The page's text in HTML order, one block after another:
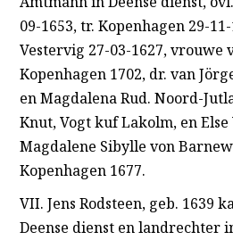
09-1653, tr. Kopenhagen 29-
Vestervig 27-03-1627, vrouwe
Kopenhagen 1702, dr. van
en Magdalena Rud. Noord-
Knut, Vogt kuf Lakolm, en Else
Magdalene Sibylle von
Kopenhagen 1677.
VII. Jens Rodsteen, geb. 1639
Deense dienst en landrechter